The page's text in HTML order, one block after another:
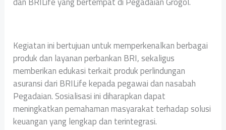
Kegiatan ini bertujuan untuk memperkenalkan berbagai
produk dan layanan perbankan BRI, sekaligus
memberikan edukasi terkait produk perlindungan
asuransi dari BRILife kepada pegawai dan nasabah
Pegadaian. Sosialisasi ini diharapkan dapat
meningkatkan pemahaman masyarakat terhadap solusi
keuangan yang lengkap dan terintegrasi.